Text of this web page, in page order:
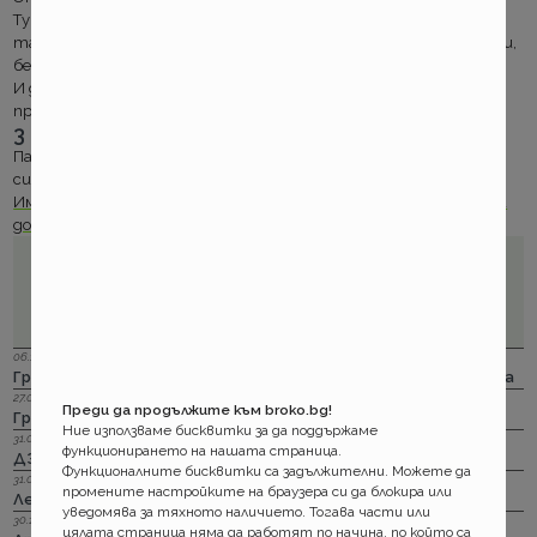
Турция и Македония и при разсрочено плащане. ДЗИ обещават
тази екстра и към тази всички валидни към тази дата полици,
без значение кога е сключена.
И докато сегашните цени на ДЗИ издържаха почти цял месец,
при гражданската отговорност на ОЗК имаме
3 промени за последните 35 дена
Пак са по- нагоре, пак с малко и пак почти само за леки коли. В
сила са от 22.08.2015г.
Имате каквото трябва. Време също. Сравнявайте, мислете и
до вторник :)
06.12.2023 г.
Групама: Ски и сноуборд безплатно при пътуване в чужбина
27.04.2023 г.
Групама: За каското
31.03.2023 г.
ДЗИ: Отличници в ликвидацията по каско
31.03.2023 г.
Лев Инс: Още месец на промоция по каско
30.11.2022 г.
Преди да продължите към broko.bg!
Ние използваме бисквитки за да поддържаме
функционирането на нашата страница.
Функционалните бисквитки са задължителни. Можете да
промените настройките на браузера си да блокира или
уведомява за тяхното наличието. Тогава части или
цялата страница няма да работят по начина, по който са